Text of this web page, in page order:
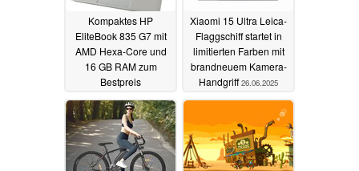
Kompaktes HP
EliteBook 835 G7 mit
AMD Hexa-Core und
16 GB RAM zum
Bestpreis
generalüberholt
26.06.2025
Xiaomi 15 Ultra Leica-
Flaggschiff startet in
limitierten Farben mit
brandneuem Kamera-
Handgriff26.06.2025